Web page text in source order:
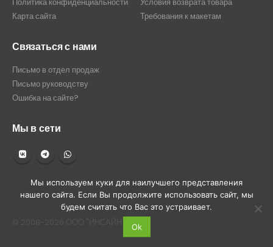
Карта сайта
Требования к макетам
Связаться с нами
Письмо в отдел продаж
Письмо руководству
Ошибка на сайте?
Мы в сети
Мы используем куки для наилучшего представления
нашего сайта. Если Вы продолжите использовать сайт, мы
будем считать что Вас это устраивает.
Ok